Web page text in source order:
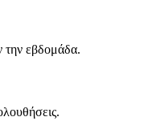
την εβδομάδα.